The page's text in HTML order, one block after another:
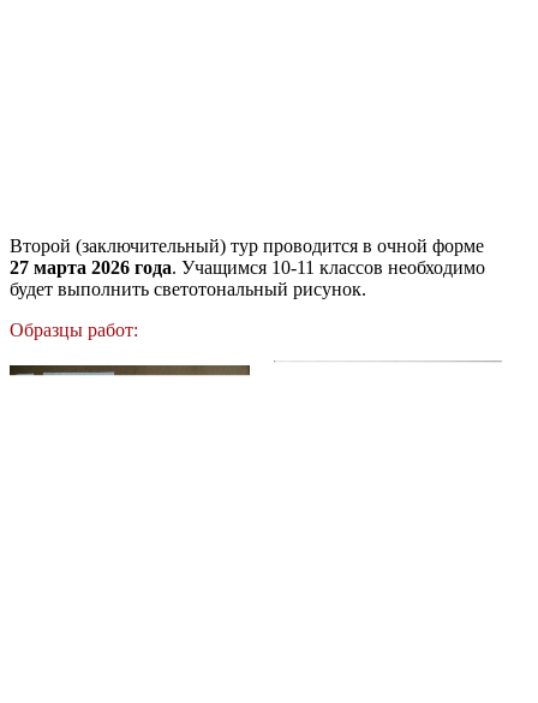
Второй (заключительный) тур проводится в очной форме
27 марта 2026 года. Учащимся 10-11 классов необходимо
будет выполнить светотональный рисунок.
Образцы работ: